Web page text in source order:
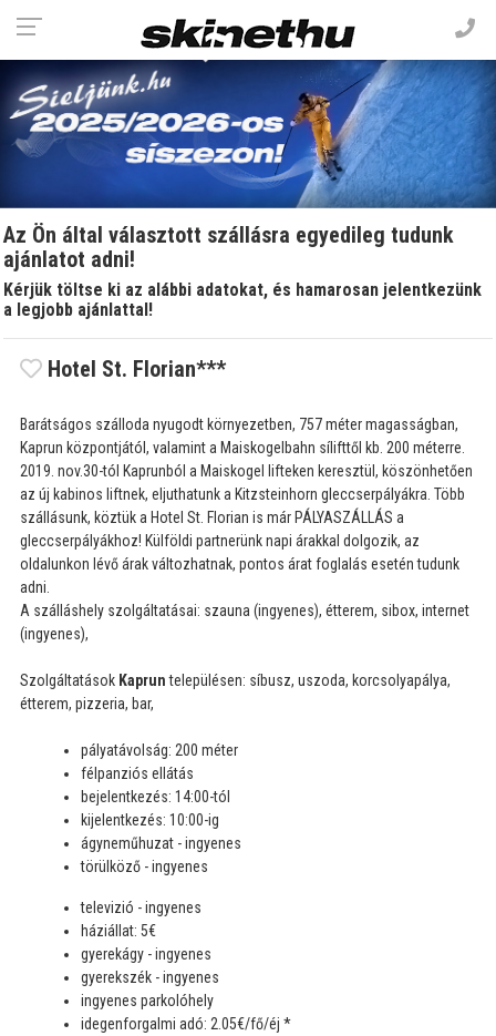
Az Ön által választott szállásra egyedileg tudunk
ajánlatot adni!
Kérjük töltse ki az alábbi adatokat, és hamarosan jelentkezünk
a legjobb ajánlattal!
Hotel St. Florian***
Barátságos szálloda nyugodt környezetben, 757 méter magasságban,
Kaprun központjától, valamint a Maiskogelbahn sílifttől kb. 200 méterre.
2019. nov.30-tól Kaprunból a Maiskogel lifteken keresztül, köszönhetően
az új kabinos liftnek, eljuthatunk a Kitzsteinhorn gleccserpályákra. Több
szállásunk, köztük a Hotel St. Florian is már PÁLYASZÁLLÁS a
gleccserpályákhoz! Külföldi partnerünk napi árakkal dolgozik, az
oldalunkon lévő árak változhatnak, pontos árat foglalás esetén tudunk
adni.
A szálláshely szolgáltatásai: szauna (ingyenes), étterem, sibox, internet
(ingyenes),
Szolgáltatások Kapruntelepülésen: síbusz, uszoda, korcsolyapálya,
étterem, pizzeria, bar,
pályatávolság: 200 méter
félpanziós ellátás
bejelentkezés: 14:00-tól
kijelentkezés: 10:00-ig
ágyneműhuzat - ingyenes
törülköző - ingyenes
televizió - ingyenes
háziállat: 5€
gyerekágy - ingyenes
gyerekszék - ingyenes
ingyenes parkolóhely
idegenforgalmi adó: 2.05€/fő/éj *